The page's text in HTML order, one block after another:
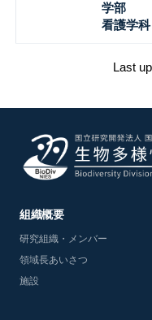
学部
看護学科
Last
組織概要
研究組織・メンバー
領域長あいさつ
施設